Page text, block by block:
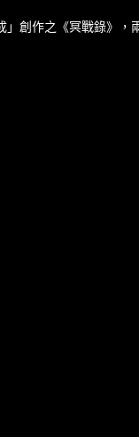
創作之《冥戰錄》，